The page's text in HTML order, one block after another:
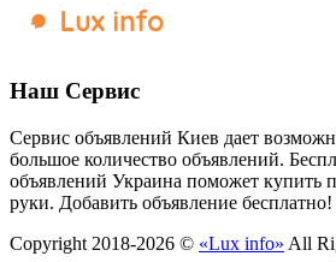
Наш Сервис
Сервис объявлений Киев дает
большое количество объявлений.
объявлений Украина поможет купить
руки. Добавить объявление бесплатно!
Copyright 2018-2026 © «Lux info» All